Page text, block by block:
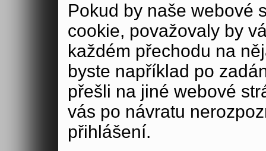
Pokud by naše webové
cookie, považovaly by
každém přechodu na
byste například po
přešli na jiné webové
vás po návratu
přihlášení.